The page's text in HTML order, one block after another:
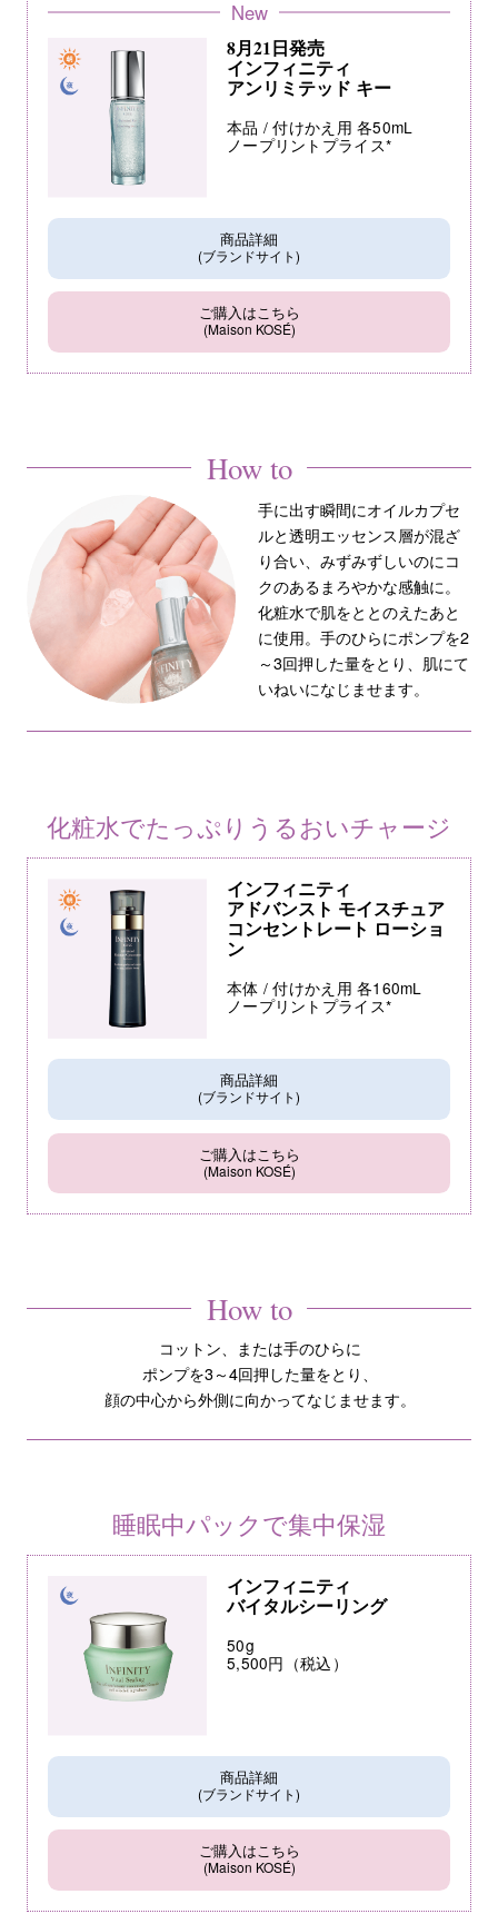
New
8月21日発売
インフィニティ
アンリミテッド キー
本品 / 付けかえ用 各50mL
ノープリントプライス*
商品詳細
(ブランドサイト)
ご購入はこちら
(Maison KOSÉ)
How to
手に出す瞬間にオイルカプセ
ルと透明エッセンス層が混ざ
り合い、みずみずしいのにコ
クのあるまろやかな感触に。
化粧水で肌をととのえたあと
に使用。手のひらにポンプを2
～3回押した量をとり、肌にて
いねいになじませます。
化粧水でたっぷりうるおいチャージ
インフィニティ
アドバンスト モイスチュア
コンセントレート ローショ
ン
本体 / 付けかえ用 各160mL
ノープリントプライス*
商品詳細
(ブランドサイト)
ご購入はこちら
(Maison KOSÉ)
How to
コットン、または手のひらに
ポンプを3～4回押した量をとり、
顔の中心から外側に向かってなじませます。
睡眠中パックで集中保湿
インフィニティ
バイタルシーリング
50g
5,500円（税込）
商品詳細
(ブランドサイト)
ご購入はこちら
(Maison KOSÉ)